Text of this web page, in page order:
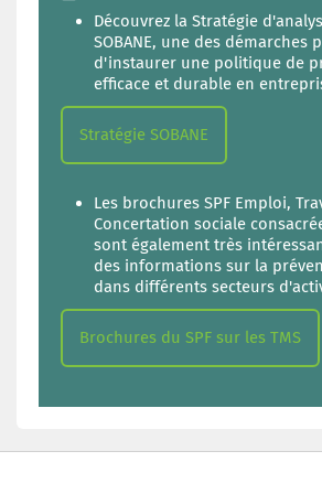
Découvrez la Stratégie
SOBANE, une des démarches
d'instaurer une politique de
efficace et durable en
Stratégie SOBANE
Les brochures SPF Emploi,
Concertation sociale
sont également très
des informations sur la
dans différents secteurs
Brochures du SPF sur les TMS